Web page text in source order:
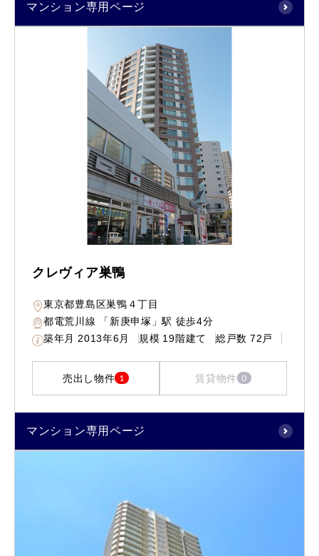
マンション専用ページ
クレヴィア巣鴨
東京都豊島区巣鴨４丁目
都電荒川線 「新庚申塚」駅 徒歩4分
築年月 2013年6月 規模 19階建て 総戸数 72戸
売出し物件 1 賃貸物件 0
マンション専用ページ